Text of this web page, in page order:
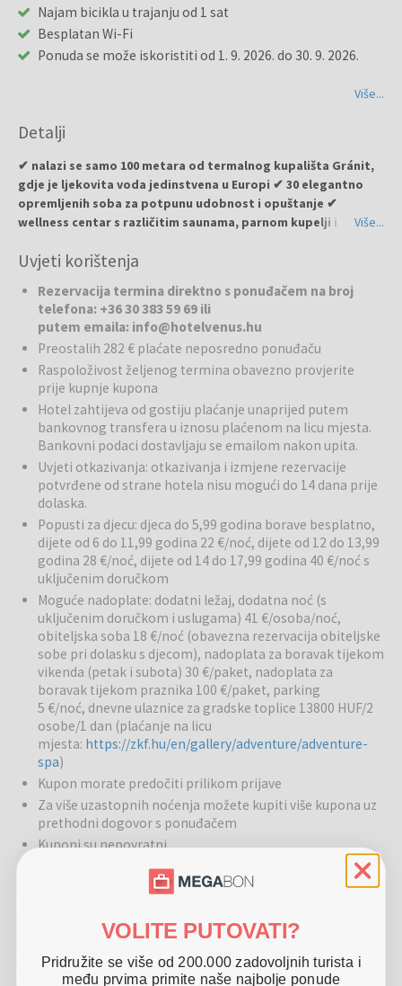
Najam bicikla u trajanju od 1 sat
Besplatan Wi-Fi
Ponuda se može iskoristiti od 1. 9. 2026. do 30. 9. 2026.
Više...
Detalji
✔ nalazi se samo 100 metara od termalnog kupališta Gránit,
gdje je ljekovita voda jedinstvena u Europi ✔ 30 elegantno
opremljenih soba za potpunu udobnost i opuštanje ✔
wellness centar s različitim saunama, parnom kupelji i
termalni bazen za regeneraciju tijela i duha ✔ restoran s
Garabonciás ✔ idealno za parove, obitelji i sve koji traže
opuštanje, rekreaciju i kulinarska uživanja
Hotel Venusnalazi se u blizini termalnog kupališta Gránit i nudi
jedinstvenu kombinaciju wellnessa, opuštanja i lokalne
gastronomije. Hotel je dizajniran da istakne ženske kvalitete ljepote
i ljubavi, stvarajući mirnu i intimnu atmosferu. Gosti mogu uživati u
opuštanju, regeneraciji tijela i duha te aktivnom odmoru.
Wellness: Hotel pruža visokokvalitetno wellness iskustvo s raznim
saunama, infracrvenom i finskom saunom, parnom kupelji i
terapijskim tretmanima. Posebna pažnja posvećena je regeneraciji
tijela, opuštanju mišića i općem blagostanju. Wellness centar
omogućuje kombinaciju opuštanja i energijskog pojačanja za goste
svih dobnih skupina.
Bazeni:Na raspolaganju su unutarnji i vanjski bazen, kao i termalni
bazen, gdje gosti mogu uživati u ljekovitoj vodi s povoljnim učinkom
na tijelo i duh. Bazen s toplom vodom omogućuje opuštanje i
pojačanje energije tijela, a okolica bazena je ugodna za odmor i
druženje.
Restorani i barovi:Hotelski restoran nudi lokalne specijalitete
pripremljene od svježih sastojaka s farme Garabonciás. Gosti mogu
uživati u zdravim i ukusnim jelima koja predstavljaju pravo kulinarsko
iskustvo regije.
Ostale usluge:Hotel je pogodan za obitelji, nudi aktivnosti za
djecu, opuštanje i terapijske tretmane za odrasle te ugodne
zajedničke prostore za druženje. Dostupne su i sportske aktivnosti,
prostori za opuštanje i mogućnosti rekreacije.
Gránit, gdje gosti mogu istraživati razne vodene atrakcije, pješačke
staze i lokalne parkove. U blizini su i trgovine i restorani s
tradicionalnim lokalnim proizvodima.
Više...
Uvjeti korištenja
Rezervacija termina direktno s ponuđačem na broj
telefona: +36 30 383 59 69 ili
putem emaila: info@hotelvenus.hu
Preostalih 282 € plaćate neposredno ponuđaču
Raspoloživost željenog termina obavezno provjerite
prije kupnje kupona
Hotel zahtijeva od gostiju plaćanje unaprijed putem
bankovnog transfera u iznosu plaćenom na licu mjesta.
Bankovni podaci dostavljaju se emailom nakon upita.
Uvjeti otkazivanja: otkazivanja i izmjene rezervacije
potvrđene od strane hotela nisu mogući do 14 dana prije
dolaska.
Popusti za djecu: djeca do 5,99 godina borave besplatno,
dijete od 6 do 11,99 godina 22 €/noć, dijete od 12 do 13,99
godina 28 €/noć, dijete od 14 do 17,99 godina 40 €/noć s
uključenim doručkom
Moguće nadoplate: dodatni ležaj, dodatna noć (s
uključenim doručkom i uslugama) 41 €/osoba/noć,
obiteljska soba 18 €/noć (obavezna rezervacija obiteljske
sobe pri dolasku s djecom), nadoplata za boravak tijekom
vikenda (petak i subota) 30 €/paket, nadoplata za
boravak tijekom praznika 100 €/paket, parking
5 €/noć, dnevne ulaznice za gradske toplice 13800 HUF/2
osobe/1 dan (plaćanje na licu
mjesta: https://zkf.hu/en/gallery/adventure/adventure-
spa)
Kupon morate predočiti prilikom prijave
Za više uzastopnih noćenja možete kupiti više kupona uz
prethodni dogovor s ponuđačem
Kuponi su nepovratni
Kućni ljubimci su dozvoljeni uz nadoplatu u iznosu 20
uključena u cijenu
Dodatne opcije
VOLITE PUTOVATI?
Pridružite se više od 200.000 zadovoljnih turista i
među prvima primite naše najbolje ponude